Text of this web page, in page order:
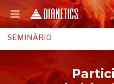
SEMINÁRIO